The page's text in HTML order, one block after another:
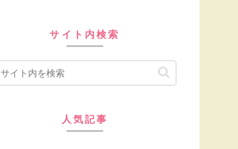
サイト内検索
人気記事